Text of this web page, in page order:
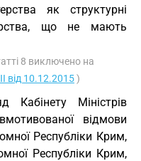
як структурні
що не мають
8 виключено на
від 10.12.2015)
Міністрів
відмови
Республіки Крим,
Республіки Крим,